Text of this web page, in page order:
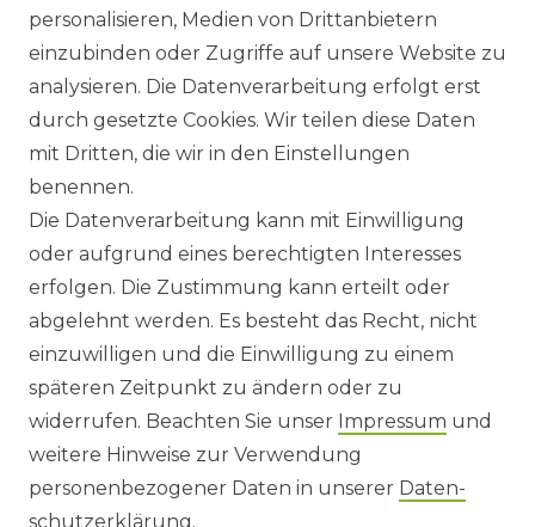
HILFE
KONTAKT
ANFAHRT
WIDERRUFS­FORMULAR
HINWEISE ZUR BATTERIEENTSORGUNG
IMPRESSUM
AGB UND KUNDENINFORMATIONEN
DATENSCHUTZERKLÄRUNG
personalisieren, Medien von Drittanbietern
einzubinden oder Zugriffe auf unsere Website zu
analysieren. Die Datenverarbeitung erfolgt erst
durch gesetzte Cookies. Wir teilen diese Daten
mit Dritten, die wir in den Einstellungen
benennen.
Die Datenverarbeitung kann mit Einwilligung
oder aufgrund eines berechtigten Interesses
erfolgen. Die Zustimmung kann erteilt oder
abgelehnt werden. Es besteht das Recht, nicht
einzuwilligen und die Einwilligung zu einem
späteren Zeitpunkt zu ändern oder zu
widerrufen. Beachten Sie unser Impressum und
weitere Hinweise zur Verwendung
personenbezogener Daten in unserer Daten­
schutz­erklärung.